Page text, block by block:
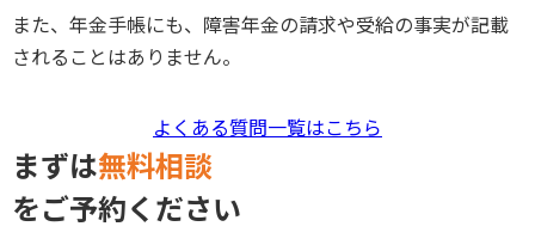
また、年金手帳にも、障害年金の請求や受給の事実が記載
されることはありません。
よくある質問一覧はこちら
まずは無料相談
をご予約ください